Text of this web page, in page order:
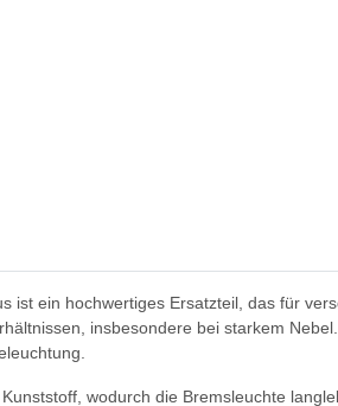
ist ein hochwertiges Ersatzteil, das für
insbesondere bei starkem
wodurch die Bremsleuchte